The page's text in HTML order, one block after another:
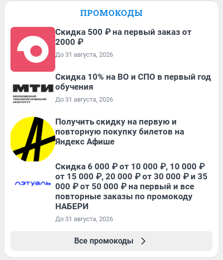
ПРОМОКОДЫ
Скидка 500 ₽ на первый заказ от
2000 ₽
До 31 августа, 2026
Скидка 10% на ВО и СПО в первый год
обучения
До 31 августа, 2026
Получить скидку на первую и
повторную покупку билетов на
Яндекс Афише
Скидка 6 000 ₽ от 10 000 ₽, 10 000 ₽
от 15 000 ₽, 20 000 ₽ от 30 000 ₽ и 35
000 ₽ от 50 000 ₽ на первый и все
повторные заказы по промокоду
НАБЕРИ
До 31 августа, 2026
Все промокоды